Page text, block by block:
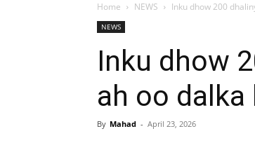
Home NEWS Inku dhow 200
NEWS
Inku dhow
ah oo
By Mahad - April 23, 2026